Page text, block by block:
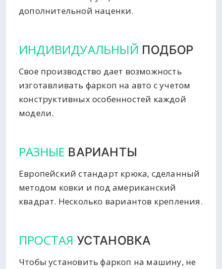
дополнительной наценки.
ИНДИВИДУАЛЬНЫЙ ПОДБОР
Свое производство дает возможность
изготавливать фаркоп на авто с учетом
конструктивных особенностей каждой
модели.
РАЗНЫЕ ВАРИАНТЫ
Европейский стандарт крюка, сделанный
методом ковки и под американский
квадрат. Несколько вариантов крепления.
ПРОСТАЯ УСТАНОВКА
Чтобы установить фаркоп на машину, не